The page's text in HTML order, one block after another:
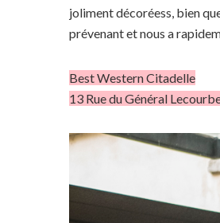
joliment décoréess, bien
prévenant et nous a
Best Western Citadelle
13 Rue du Général